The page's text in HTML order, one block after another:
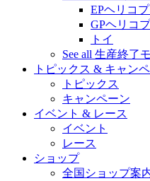
EPヘリコ
GPヘリコ
トイ
See all 生産終了
トピックス & キャン
トピックス
キャンペーン
イベント & レース
イベント
レース
ショップ
全国ショップ案